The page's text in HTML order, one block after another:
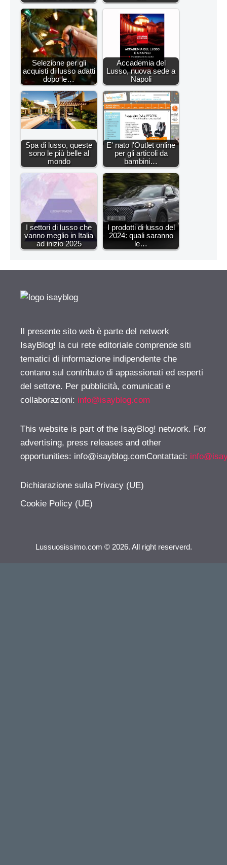
Selezione per gli
acquisti di lusso adatti
dopo le…
Accademia del
Lusso, nuova sede a
Napoli
Spa di lusso, queste
sono le più belle al
mondo
E' nato l'Outlet online
per gli articoli da
bambini…
I settori di lusso che
vanno meglio in Italia
ad inizio 2025
I prodotti di lusso del
2024: quali saranno
le…
Il presente sito web è parte del network
IsayBlog! la cui rete editoriale comprende siti
tematici di informazione indipendente che
contano sul contributo di appassionati ed esperti
del settore. Per pubblicità, comunicati e
collaborazioni: info@isayblog.com
This website is part of the IsayBlog! network. For
advertising, press releases and other
opportunities: info@isayblog.comContattaci:
Dichiarazione sulla Privacy (UE)
Cookie Policy (UE)
Lussuosissimo.com © 2026. All right reserverd.